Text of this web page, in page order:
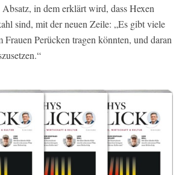
in dem erklärt wird, dass Hexen
sind, mit der neuen Zeile: „Es gibt viele
Frauen Perücken tragen könnten, und daran